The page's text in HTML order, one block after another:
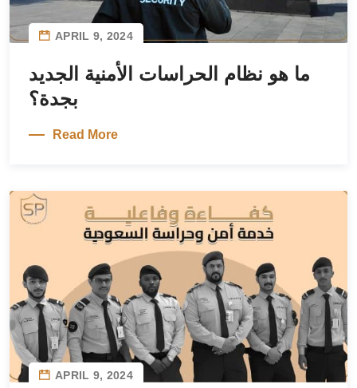
APRIL 9, 2024
ما هو نظام الحراسات الأمنية الجديد
بجدة؟
Read More
APRIL 9, 2024